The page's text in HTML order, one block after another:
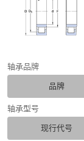
轴承品牌
品牌
轴承型号
现行代号